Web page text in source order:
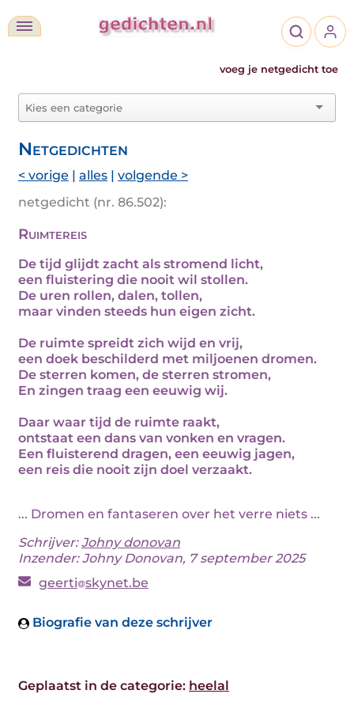
voeg je netgedicht toe
Netgedichten
< vorige | alles | volgende >
netgedicht (nr. 86.502):
Ruimtereis
De tijd glijdt zacht als stromend licht,
een fluistering die nooit wil stollen.
De uren rollen, dalen, tollen,
maar vinden steeds hun eigen zicht.
De ruimte spreidt zich wijd en vrij,
een doek beschilderd met miljoenen dromen.
De sterren komen, de sterren stromen,
En zingen traag een eeuwig wij.
Daar waar tijd de ruimte raakt,
ontstaat een dans van vonken en vragen.
Een fluisterend dragen, een eeuwig jagen,
een reis die nooit zijn doel verzaakt.
... Dromen en fantaseren over het verre niets ...
Schrijver:Johny donovan
Inzender: Johny Donovan, 7 september 2025
geerti skynet.be
Biografie van deze schrijver
Geplaatst in de categorie: heelal